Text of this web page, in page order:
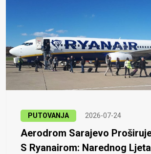
PUTOVANJA 2026-07-24
Aerodrom Sarajevo
S Ryanairom: Narednog